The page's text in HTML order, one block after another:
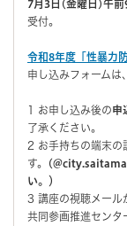
7月3日(金曜日)午前
受付。
令和8年度「性暴力
申し込みフォームは
1 お申し込み後の申
了承ください。
2 お手持ちの端末の
す。
い。）
3 講座の視聴メール
共同参画推進センタ